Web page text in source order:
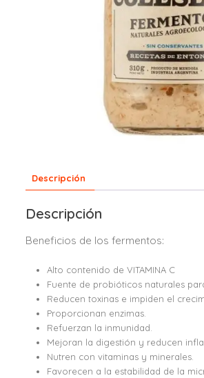
Descripción
Descripción
Beneficios de los fermentos:
Alto contenido de VITAMINA C
Fuente de probióticos naturales
Reducen toxinas e impiden el
Proporcionan enzimas.
Refuerzan la inmunidad.
Mejoran la digestión y reducen
Nutren con vitaminas y minerales.
Favorecen a la estabilidad de la